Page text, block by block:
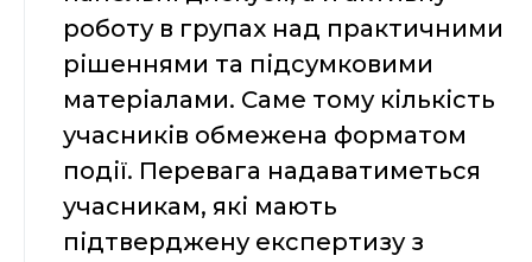
роботу в групах над практичними
рішеннями та підсумковими
матеріалами. Саме тому кількість
учасників обмежена форматом
події. Перевага надаватиметься
учасникам, які мають
підтверджену експертизу з